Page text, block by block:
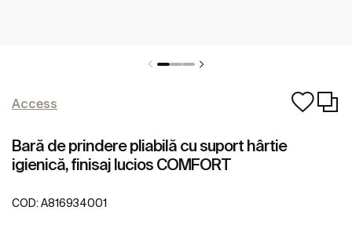
Access
Bară de prindere pliabilă cu suport hârtie
igienică, finisaj lucios COMFORT
COD: A816934001